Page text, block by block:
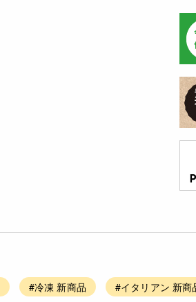
#冷凍 新商品 #イタリアン 新商